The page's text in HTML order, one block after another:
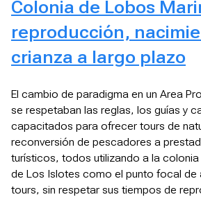
Colonia de Lobos
reproducción,
crianza a largo plazo
El cambio de paradigma en un Area
se respetaban las reglas, los guías y
capacitados para ofrecer tours de
reconversión de pescadores a
turísticos, todos utilizando a la
de Los Islotes como el punto focal de
tours, sin respetar sus tiempos de